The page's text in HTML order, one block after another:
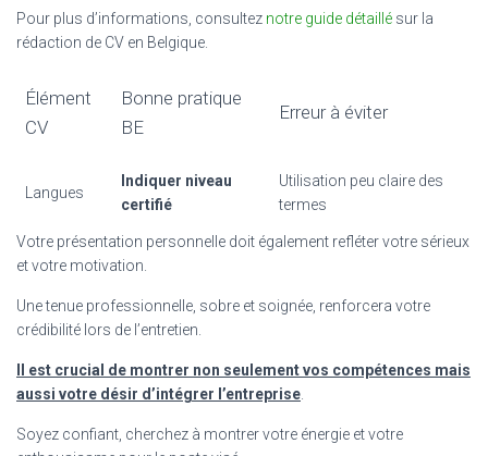
Pour plus d’informations, consultez notre guide détaillé sur la
rédaction de CV en Belgique.
Élément
CV
Bonne pratique
BE
Erreur à éviter
Langues
Indiquer niveau
certifié
Utilisation peu claire des
termes
Votre présentation personnelle doit également refléter votre sérieux
et votre motivation.
Une tenue professionnelle, sobre et soignée, renforcera votre
crédibilité lors de l’entretien.
Il est crucial de montrer non seulement vos compétences mais
aussi votre désir d’intégrer l’entreprise
Soyez confiant, cherchez à montrer votre énergie et votre